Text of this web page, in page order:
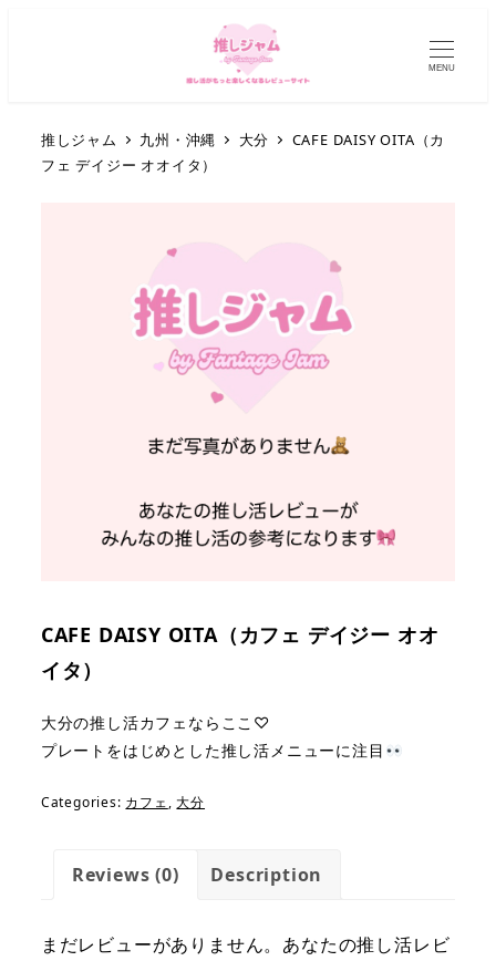
MENU
推しジャム 九州・沖縄 大分
CAFE DAISY OITA（カ
フェ デイジー オオイタ）
CAFE DAISY OITA（カフェ デイジー オオ
イタ）
大分の推し活カフェならここ♡
プレートをはじめとした推し活メニューに注目
Categories: カフェ,大分
Reviews (0) Description
まだレビューがありません。あなたの推し活レビ